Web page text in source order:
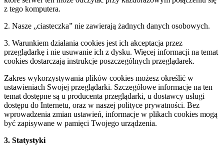
z tego komputera.
2. Nasze „ciasteczka” nie zawierają żadnych danych osobowych.
3. Warunkiem działania cookies jest ich akceptacja przez
przeglądarkę i nie usuwanie ich z dysku. Więcej informacji na temat
cookies dostarczają instrukcje poszczególnych przeglądarek.
Zakres wykorzystywania plików cookies możesz określić w
ustawieniach Swojej przeglądarki. Szczegółowe informacje na ten
temat dostępne są u producenta przeglądarki, u dostawcy usługi
dostępu do Internetu, oraz w naszej polityce prywatności. Bez
wprowadzenia zmian ustawień, informacje w plikach cookies mogą
być zapisywane w pamięci Twojego urządzenia.
3. Statystyki